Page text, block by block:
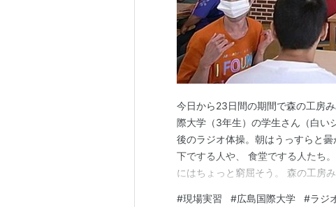
今日から23日間の期間で森の工房
際大学（3年生）の学生さん（白い
後のラジオ体操。朝はうっすらと
下でする人や、 食堂でする人たち
にはちょっと窮屈そう。 森の工房
#現場実習 #広島国際大学 #ラジ